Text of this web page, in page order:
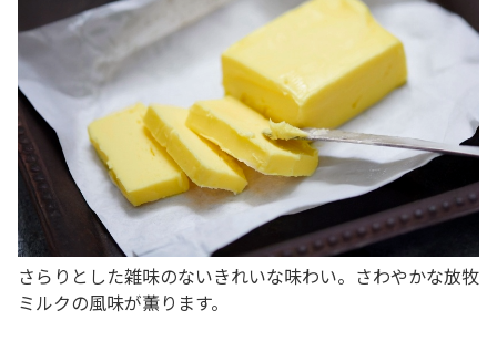
さらりとした雑味のないきれいな味わい。さわやかな放牧
ミルクの風味が薫ります。